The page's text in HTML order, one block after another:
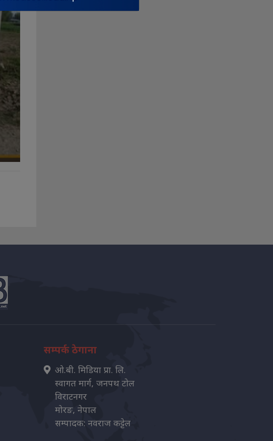
सम्पर्क ठेगाना
ओ.बी. मिडिया प्रा. लि.
स्वागत मार्ग, जनपथ टोल
विराटनगर
मोरङ, नेपाल
सम्पादक: नवराज कट्टेल